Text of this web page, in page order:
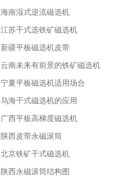
海南湿式逆流磁选机
江苏干式选铁矿磁选机
新疆平板磁选机皮带
云南未来有前景的铁矿磁选机
宁夏平板磁选机适用场合
乌海干式磁选机的应用
广西平板高梯度磁选机
陕西皮带永磁滚筒
北京铁矿干式磁选机
陕西永磁滚筒结构图